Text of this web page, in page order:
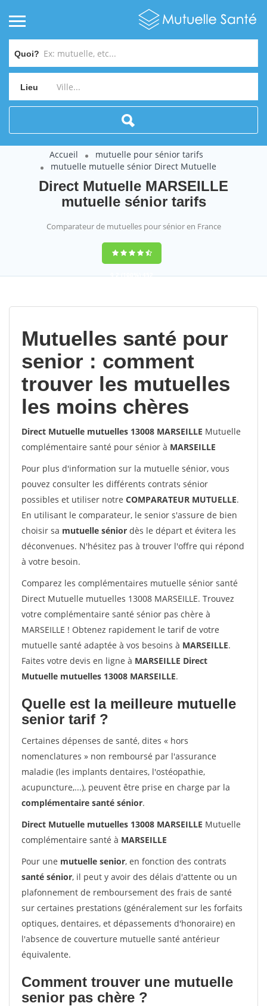
Quoi?
Lieu
Accueil
mutuelle pour sénior tarifs
mutuelle mutuelle sénior Direct Mutuelle
Direct Mutuelle MARSEILLE
mutuelle sénior tarifs
Comparateur de mutuelles pour sénior en France
9,2(100%)452
Mutuelles santé pour
senior : comment
trouver les mutuelles
les moins chères
Direct Mutuelle mutuelles 13008 MARSEILLE Mutuelle
complémentaire santé pour sénior à MARSEILLE
Pour plus d'information sur la mutuelle sénior, vous
pouvez consulter les différents contrats sénior
possibles et utiliser notre COMPARATEUR MUTUELLE.
En utilisant le comparateur, le senior s'assure de bien
choisir sa mutuelle sénior dès le départ et évitera les
déconvenues. N'hésitez pas à trouver l'offre qui répond
à votre besoin.
Comparez les complémentaires mutuelle sénior santé
Direct Mutuelle mutuelles 13008 MARSEILLE. Trouvez
votre complémentaire santé sénior pas chère à
MARSEILLE ! Obtenez rapidement le tarif de votre
mutuelle santé adaptée à vos besoins à MARSEILLE.
Faites votre devis en ligne à MARSEILLE Direct
Mutuelle mutuelles 13008 MARSEILLE.
Quelle est la meilleure mutuelle
senior tarif ?
Certaines dépenses de santé, dites « hors
nomenclatures » non remboursé par l'assurance
maladie (les implants dentaires, l'ostéopathie,
acupuncture,...), peuvent être prise en charge par la
complémentaire santé sénior.
Direct Mutuelle mutuelles 13008 MARSEILLE Mutuelle
complémentaire santé à MARSEILLE
Pour une mutuelle senior, en fonction des contrats
santé sénior, il peut y avoir des délais d'attente ou un
plafonnement de remboursement des frais de santé
sur certaines prestations (généralement sur les forfaits
optiques, dentaires, et dépassements d'honoraire) en
l'absence de couverture mutuelle santé antérieur
équivalente.
Comment trouver une mutuelle
senior pas chère ?